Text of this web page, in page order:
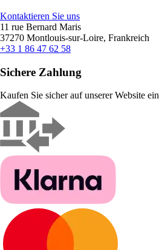
Kontaktieren Sie uns
11 rue Bernard Maris
37270 Montlouis-sur-Loire, Frankreich
+33 1 86 47 62 58
Sichere Zahlung
Kaufen Sie sicher auf unserer Website ein